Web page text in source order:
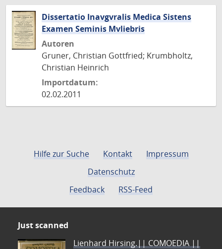
Dissertatio Inavgvralis Medica Sistens
Examen Seminis Mvliebris
Autoren
Gruner, Christian Gottfried; Krumbholtz,
Christian Heinrich
Importdatum:
02.02.2011
Hilfe zur Suche Kontakt
Impressum
Datenschutz
Feedback
RSS-Feed
Just scanned
Lienhard Hirsing.|| COMOEDIA ||